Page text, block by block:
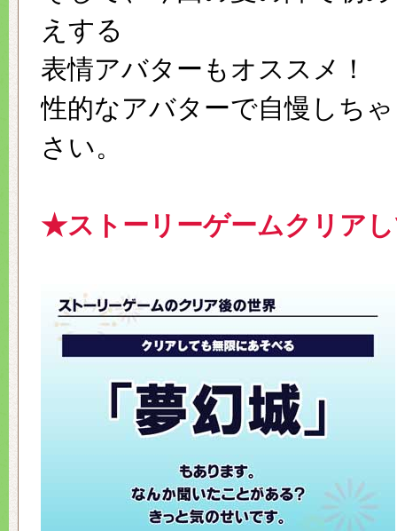
えする
表情アバターもオススメ！
性的なアバターで自慢しち
さい。
★ストーリーゲームクリア